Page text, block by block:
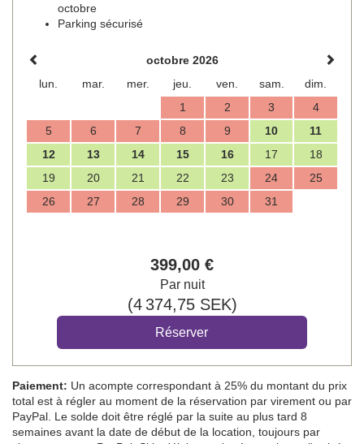
octobre
Parking sécurisé
octobre 2026
lun.
mar. mer. jeu. ven. sam.
dim.
1
2 3
4
5
6 7 8 9 10
11
12
13 14 15 16 17
18
19
20 21 22 23 24
25
26
27 28 29 30 31
399,00 €
Par nuit
(4 374,75SEK)
Paiement: Un acompte correspondant à 25% du montant du prix
total est à régler au moment de la réservation par virement ou par
PayPal. Le solde doit être réglé par la suite au plus tard 8
semaines avant la date de début de la location, toujours par